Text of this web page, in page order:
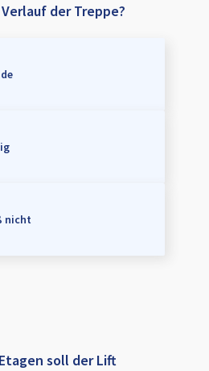
der Treppe?
nicht
soll der Lift